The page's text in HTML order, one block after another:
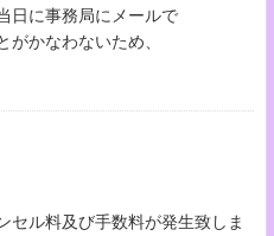
日に事務局にメールで
がかなわないため、
セル料及び手数料が発生致しま